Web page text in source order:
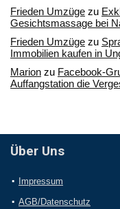
Frieden Umzüge zu
Gesichtsmassage bei
Frieden Umzüge zu
Immobilien kaufen in
Marion zu Facebook-
Auffangstation die
Über Uns
Impressum
AGB/Datenschutz